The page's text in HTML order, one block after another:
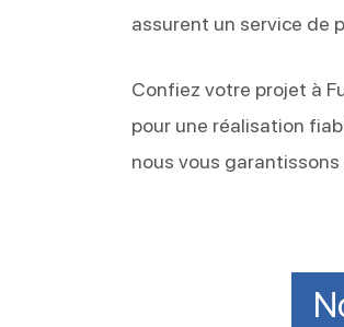
assurent un service de
Confiez votre projet à
pour une réalisation
nous vous